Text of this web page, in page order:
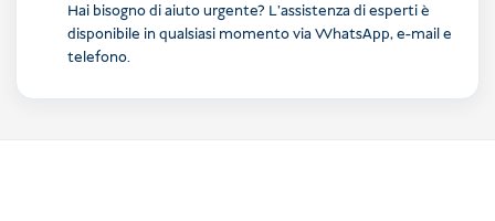
Hai bisogno di aiuto urgente? L'assistenza di esperti è
disponibile in qualsiasi momento via WhatsApp, e-mail e
telefono.